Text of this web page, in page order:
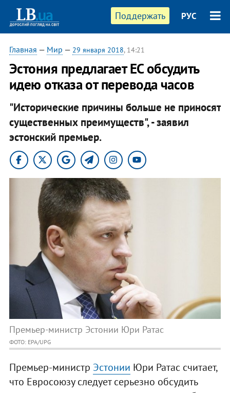
Поддержать РУС
Главная — Мир — 29 января 2018, 14:21
Эстония предлагает ЕС обсудить
идею отказа от перевода часов
"Исторические причины больше не приносят
существенных преимуществ", - заявил
эстонский премьер.
Премьер-министр Эстонии Юри Ратас
ФОТО: EPA/UPG
Премьер-министр Эстонии Юри Ратас считает,
что Евросоюзу следует серьезно обсудить